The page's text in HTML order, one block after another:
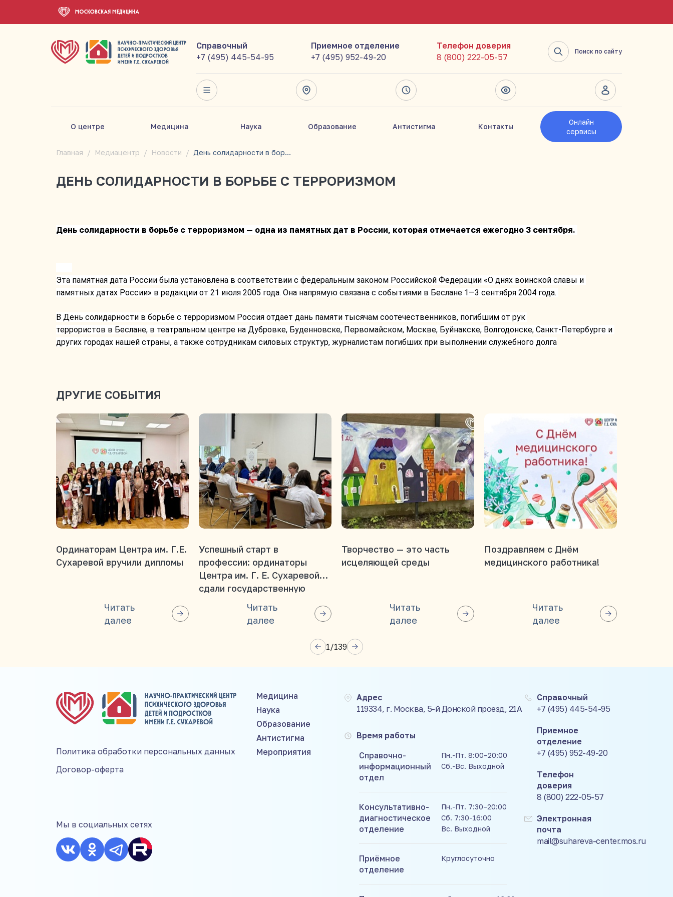
Справочный
+7 (495) 445-54-95
Приемное отделение
+7 (495) 952-49-20
Телефон доверия
8 (800) 222-05-57
Поиск по сайту
О центре Медицина Наука Образование Антистигма Контакты
Онлайн
сервисы
Главная Медиацентр Новости День солидарности в борьбе с терроризмом
ДЕНЬ СОЛИДАРНОСТИ В БОРЬБЕ С ТЕРРОРИЗМОМ
День солидарности в борьбе с терроризмом — одна из памятных дат в России, которая отмечается ежегодно 3 сентября.
Эта памятная дата России была установлена в соответствии с федеральным законом Российской Федерации «О днях воинской славы и
памятных датах России» в редакции от 21 июля 2005 года. Она напрямую связана с событиями в Беслане 1—3 сентября 2004 года.
В День солидарности в борьбе с терроризмом Россия отдает дань памяти тысячам соотечественников, погибшим от рук
террористов в Беслане, в театральном центре на Дубровке, Буденновске, Первомайском, Москве, Буйнакске, Волгодонске, Санкт-Петербурге и
других городах нашей страны, а также сотрудникам силовых структур, журналистам погибших при выполнении служебного долга
ДРУГИЕ СОБЫТИЯ
Ординаторам Центра им. Г.Е.
Сухаревой вручили дипломы
Читать
далее
Успешный старт в
профессии: ординаторы
Центра им. Г. Е. Сухаревой
сдали государственную
Читать
далее
Творчество — это часть
исцеляющей среды
Читать
далее
Поздравляем с Днём
медицинского работника!
Читать
далее
1/139
Политика обработки персональных данных
Договор-оферта
Мы в социальных сетях
Медицина
Наука
Образование
Антистигма
Мероприятия
Адрес
119334, г. Москва, 5-й Донской проезд, 21А
Время работы
Справочно-
информационный
отдел
Пн.-Пт. 8:00–20:00
Сб.-Вс. Выходной
Консультативно-
диагностическое
отделение
Пн.-Пт. 7:30–20:00
Сб. 7:30-16:00
Вс. Выходной
Приёмное
отделение
Круглосуточно
Справочный
+7 (495) 445-54-95
Приемное
отделение
+7 (495) 952-49-20
Телефон
доверия
8 (800) 222-05-57
Электронная
почта
mail@suhareva-center.mos.ru